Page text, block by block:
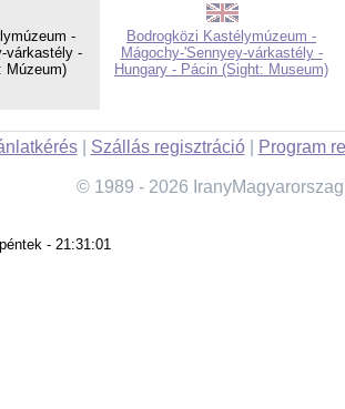
-
várkastély -
Múzeum)
Bodrogközi Kastélymúzeum -
Mágochy-'Sennyey-várkastély -
Hungary - Pácin (Sight: Museum)
| Szállás regisztráció| Program
© 1989 - 2026
- 21:31:01